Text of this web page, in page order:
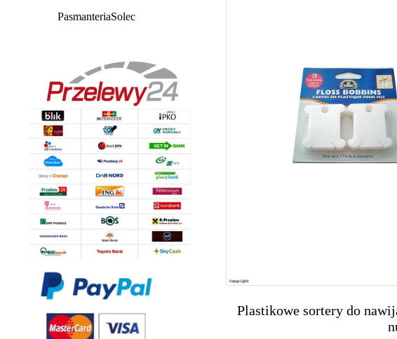
PasmanteriaSolec
Plastikowe sortery do